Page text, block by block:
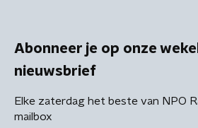
Abonneer je op onze
nieuwsbrief
Elke zaterdag het beste van NPO
mailbox